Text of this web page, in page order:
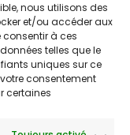
nous utilisons des
et/ou accéder aux
à ces
telles que le
uniques sur ce
consentement
certaines